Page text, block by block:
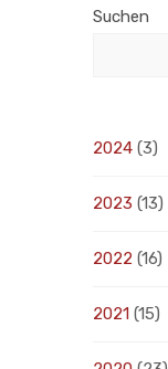
Suchen
2024 (3)
2023 (13)
2022 (16)
2021 (15)